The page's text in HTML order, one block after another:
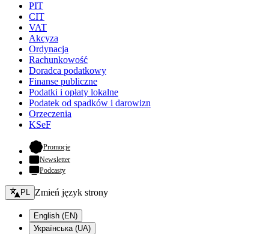
PIT
CIT
VAT
Akcyza
Ordynacja
Rachunkowość
Doradca podatkowy
Finanse publiczne
Podatki i opłaty lokalne
Podatek od spadków i darowizn
Orzeczenia
KSeF
Promocje- otwiera się w nowej karcie
Newsletter
Podcasty
Zmień język - bieżący:
PL Zmień język strony
English (EN)
Українська (UA)